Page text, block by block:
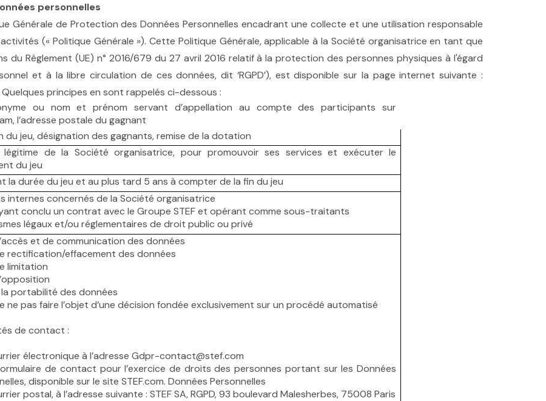
personnelles
Générale de Protection des Données Personnelles encadrant une collecte et une utilisation responsable
(« Politique Générale »). Cette Politique Générale, applicable à la Société organisatrice en tant que
du Règlement (UE) n° 2016/679 du 27 avril 2016 relatif à la protection des personnes physiques à l'égard
et à la libre circulation de ces données, dit ‘RGPD’), est disponible sur la page internet suivante :
Quelques principes en sont rappelés ci-dessous :
ou nom et prénom servant d’appellation au compte des participants sur
l’adresse postale du gagnant
du jeu, désignation des gagnants, remise de la dotation
légitime de la Société organisatrice, pour promouvoir ses services et exécuter le
du jeu
la durée du jeu et au plus tard 5 ans à compter de la fin du jeu
internes concernés de la Société organisatrice
conclu un contrat avec le Groupe STEF et opérant comme sous-traitants
légaux et/ou réglementaires de droit public ou privé
et de communication des données
rectification/effacement des données
limitation
portabilité des données
ne pas faire l’objet d’une décision fondée exclusivement sur un procédé automatisé
de contact :
électronique à l’adresse Gdpr-contact@stef.com
de contact pour l’exercice de droits des personnes portant sur les Données
disponible sur le site STEF.com. Données Personnelles
postal, à l’adresse suivante : STEF SA, RGPD, 93 boulevard Malesherbes, 75008 Paris